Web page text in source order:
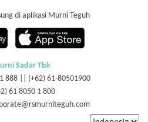
di aplikasi Murni Teguh
Sadar Tbk
888 || (+62) 61-80501900
61 8050 1 800